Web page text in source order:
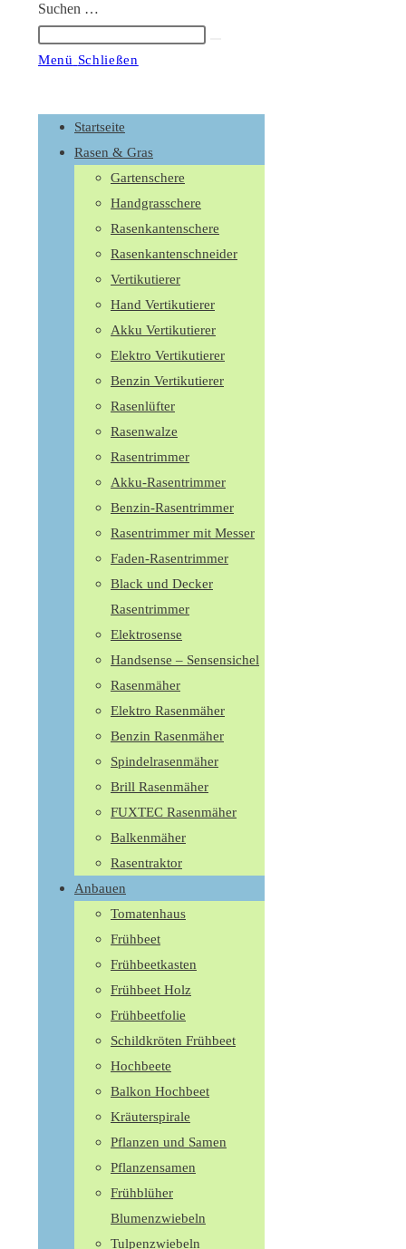
Suchen …
Menü Schließen
Button
einzuklappen
Startseite
Rasen & Gras
Gartenschere
Handgrasschere
Rasenkantenschere
Rasenkantenschneider
Vertikutierer
Hand Vertikutierer
Akku Vertikutierer
Elektro Vertikutierer
Benzin Vertikutierer
Rasenlüfter
Rasenwalze
Rasentrimmer
Akku-Rasentrimmer
Benzin-Rasentrimmer
Rasentrimmer mit Messer
Faden-Rasentrimmer
Black und Decker
Rasentrimmer
Elektrosense
Handsense – Sensensichel
Rasenmäher
Elektro Rasenmäher
Benzin Rasenmäher
Spindelrasenmäher
Brill Rasenmäher
FUXTEC Rasenmäher
Balkenmäher
Rasentraktor
Anbauen
Tomatenhaus
Frühbeet
Frühbeetkasten
Frühbeet Holz
Frühbeetfolie
Schildkröten Frühbeet
Hochbeete
Balkon Hochbeet
Kräuterspirale
Pflanzen und Samen
Pflanzensamen
Frühblüher
Blumenzwiebeln
Tulpenzwiebeln